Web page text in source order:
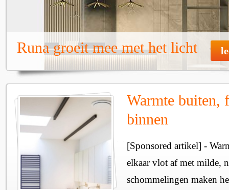
Runa groeit mee met het licht
Warmte buiten,
binnen
[Sponsored artikel] -
elkaar vlot af met milde,
schommelingen maken